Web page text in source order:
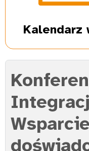
Kalendarz